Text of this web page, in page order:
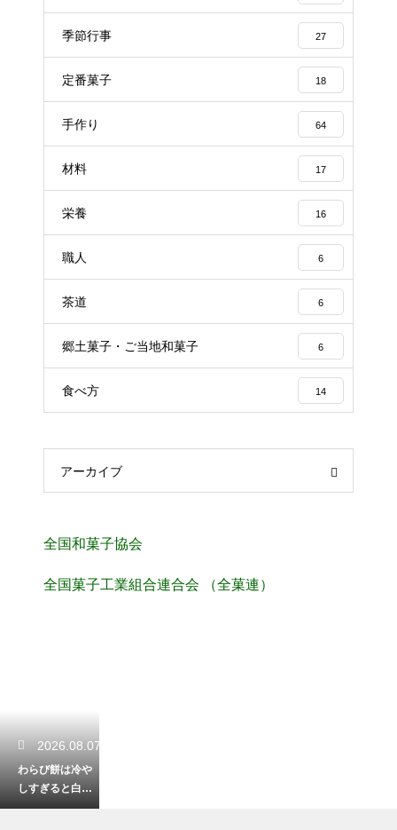
季節行事 27
定番菓子 18
手作り 64
材料 17
栄養 16
職人 6
茶道 6
郷土菓子・ご当地和菓子 6
食べ方 14
アーカイブ
全国和菓子協会
全国菓子工業組合連合会 （全菓連）
2026.08.07
わらび餅は冷や
しすぎると白く
なる？透明感と